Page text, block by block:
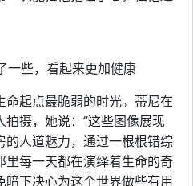
一些，看起来更加健康
起点最脆弱的时光。蒂尼在
摄，她说：“这些图像展现
的人道魅力，通过一根根错综
里每一天都在演绎着生命的奇
下决心为这个世界做些有用